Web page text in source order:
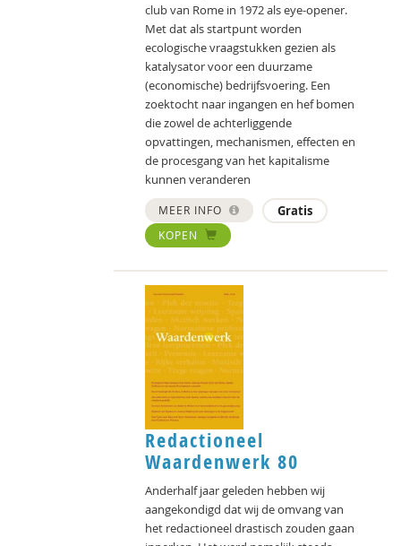
club van Rome in 1972 als eye-opener.
Met dat als startpunt worden
ecologische vraagstukken gezien als
katalysator voor een duurzame
(economische) bedrijfsvoering. Een
zoektocht naar ingangen en hef bomen
die zowel de achterliggende
opvattingen, mechanismen, effecten en
de procesgang van het kapitalisme
kunnen veranderen
MEER INFO Gratis
KOPEN
Redactioneel
Waardenwerk 80
Anderhalf jaar geleden hebben wij
aangekondigd dat wij de omvang van
het redactioneel drastisch zouden gaan